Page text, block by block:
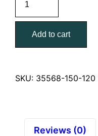
шлифовальный,
Р120,
мм,
шт,
Add to cart
SKU: 35568-150-120
Reviews (0)